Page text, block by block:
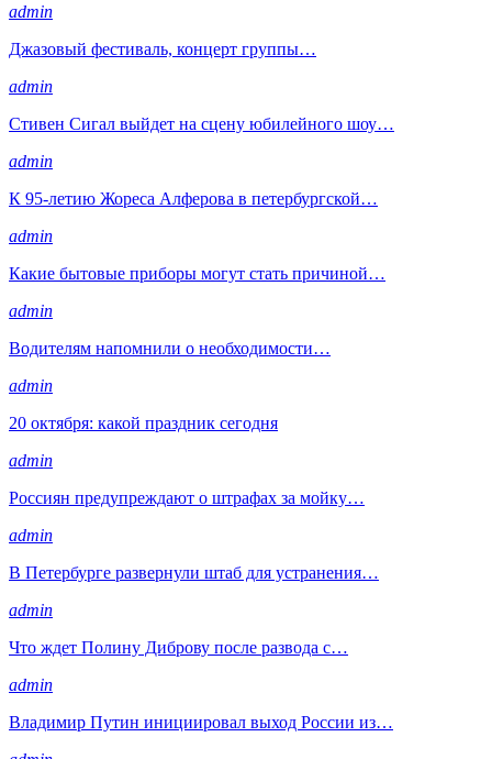
admin
Джазовый фестиваль, концерт группы…
admin
Стивен Сигал выйдет на сцену юбилейного шоу…
admin
К 95-летию Жореса Алферова в петербургской…
admin
Какие бытовые приборы могут стать причиной…
admin
Водителям напомнили о необходимости…
admin
20 октября: какой праздник сегодня
admin
Россиян предупреждают о штрафах за мойку…
admin
В Петербурге развернули штаб для устранения…
admin
Что ждет Полину Диброву после развода с…
admin
Владимир Путин инициировал выход России из…